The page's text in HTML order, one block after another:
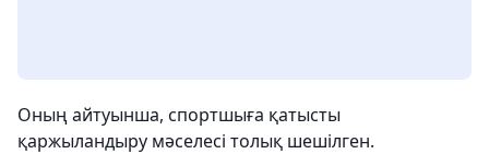
Оның айтуынша, спортшыға қатысты
қаржыландыру мәселесі толық шешілген.